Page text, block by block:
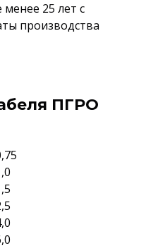
менее 25 лет с
производства
ПГРО